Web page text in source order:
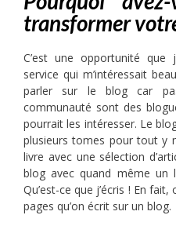
transformer
C’est une opportunité
service qui m’intéressait
parler sur le blog car
communauté sont des
pourrait les intéresser. Le
plusieurs tomes pour tout y
livre avec une sélection
blog avec quand même un
Qu’est-ce que j’écris ! En
pages qu’on écrit sur un blog.